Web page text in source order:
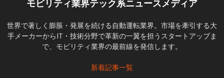
モビリティ業界テック系ニュースメディア
世界で著しく膨脹・発展を続ける自動運転業界。市場を牽引する大
手メーカーからIT・技術分野で革新の一翼を担うスタートアップま
で、モビリティ業界の最前線を発信します。
新着記事一覧